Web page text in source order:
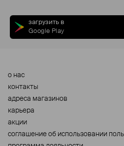
загрузить в
Google Play
о нас
контакты
адреса магазинов
карьера
акции
cоглашение об использовании